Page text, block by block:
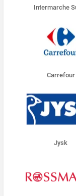
Intermarche
Carrefour
Jysk